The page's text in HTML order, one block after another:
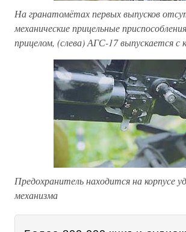
На гранатомётах первых выпусков
механические прицельные
прицелом, (слева) АГС-17 выпускается с
Предохранитель находится на корпусе
механизма